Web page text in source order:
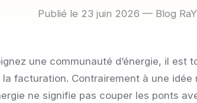
Publié le 23 juin 2026 — Blog
une communauté d’énergie, il est
facturation. Contrairement à une idée
ne signifie pas couper les ponts